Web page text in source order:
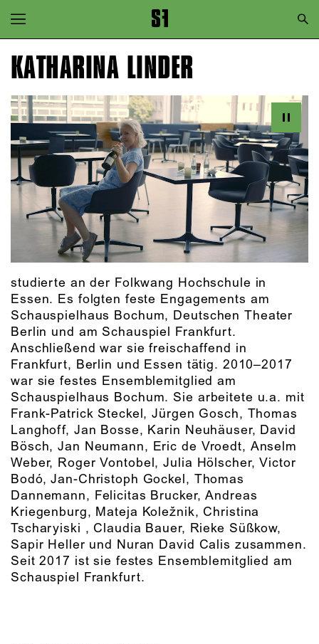
Zur Hauptnavigation springen
Zum Hauptinhalt springen
KATHARINA LINDER
studierte an der Folkwang Hochschule in
Essen. Es folgten feste Engagements am
Schauspielhaus Bochum, Deutschen Theater
Berlin und am Schauspiel Frankfurt.
Anschließend war sie freischaffend in
Frankfurt, Berlin und Essen tätig. 2010–2017
war sie festes Ensemblemitglied am
Schauspielhaus Bochum. Sie arbeitete u.a. mit
Frank-Patrick Steckel, Jürgen Gosch, Thomas
Langhoff, Jan Bosse, Karin Neuhäuser, David
Bösch, Jan Neumann, Eric de Vroedt, Anselm
Weber, Roger Vontobel, Julia Hölscher, Victor
Bodó, Jan-Christoph Gockel, Thomas
Dannemann, Felicitas Brucker, Andreas
Kriegenburg, Mateja Koležnik, Christina
Tscharyiski , Claudia Bauer, Rieke Süßkow,
Sapir Heller und Nuran David Calis zusammen.
Seit 2017 ist sie festes Ensemblemitglied am
Schauspiel Frankfurt.